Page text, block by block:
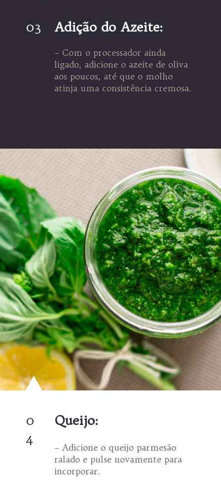
Adição do Azeite:
03
– Com o processador ainda
ligado, adicione o azeite de oliva
aos poucos, até que o molho
atinja uma consistência cremosa.
Queijo:
0
4
– Adicione o queijo parmesão
ralado e pulse novamente para
incorporar.